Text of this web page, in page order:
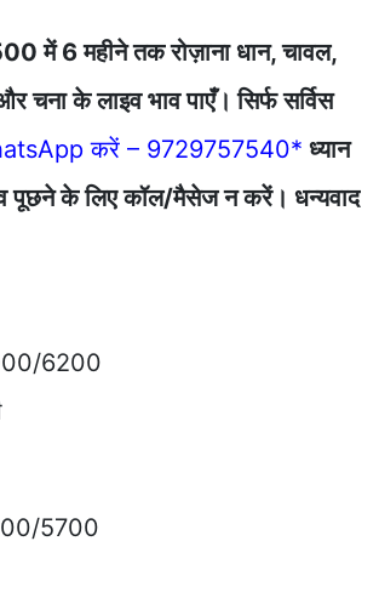
में 6 महीने तक रोज़ाना धान, चावल,
चना के लाइव भाव पाएँ। सिर्फ सर्विस
करें – 9729757540* ध्यान
पूछने के लिए कॉल/मैसेज न करें। धन्यवाद
6200
5700